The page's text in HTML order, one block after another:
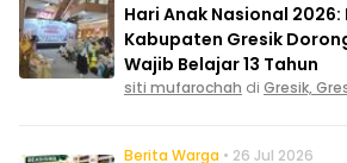
Hari Anak Nasional
Kabupaten Gresik
Wajib Belajar 13 Tahun
siti mufarochah di Gresik,
Berita Warga • 26 Jul 2026